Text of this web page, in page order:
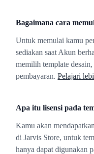
Bagaimana cara
Untuk memulai kamu
sediakan saat Akun
memilih template
pembayaran. Pelajari
Apa itu lisensi pada
Kamu akan
di Jarvis Store, untuk
hanya dapat digunakan